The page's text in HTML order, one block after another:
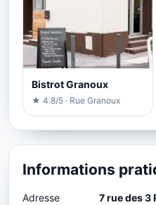
Bistrot Granoux
★ 4.8/5 · Rue Granoux
Informations
Adresse 7 rue des 3